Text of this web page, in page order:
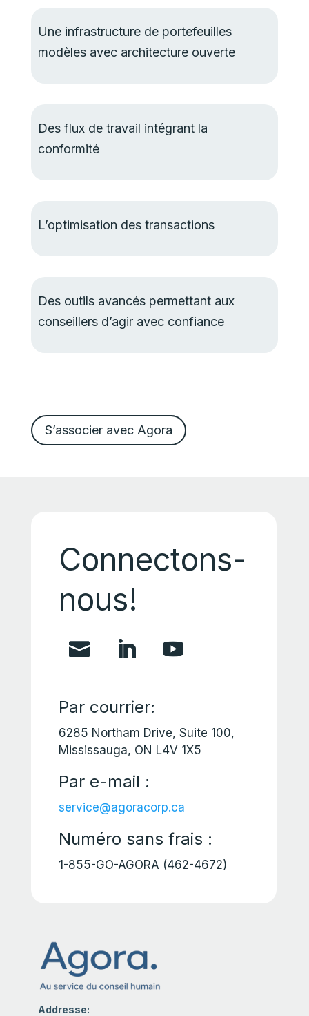
Une infrastructure de portefeuilles
modèles avec architecture ouverte
Des flux de travail intégrant la
conformité
L’optimisation des transactions
Des outils avancés permettant aux
conseillers d’agir avec confiance
S’associer avec Agora
Connectons-
nous!
Par courrier:
6285 Northam Drive, Suite 100,
Mississauga, ON L4V 1X5
Par e-mail :
service@agoracorp.ca
Numéro sans frais :
1-855-GO-AGORA (462-4672)
Addresse: